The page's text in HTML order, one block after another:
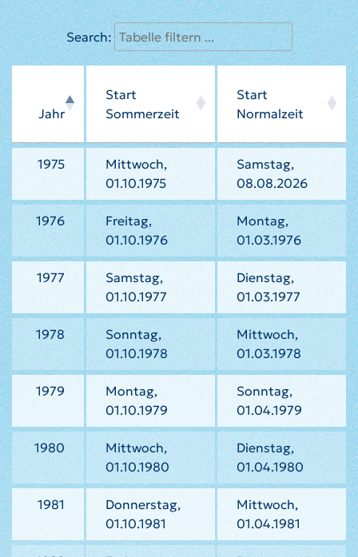
Search:
Jahr
Start
Sommerzeit
Start
Normalzeit
1975
Mittwoch,
01.10.1975
Samstag,
08.08.2026
1976
Freitag,
01.10.1976
Montag,
01.03.1976
1977
Samstag,
01.10.1977
Dienstag,
01.03.1977
1978
Sonntag,
01.10.1978
Mittwoch,
01.03.1978
1979
Montag,
01.10.1979
Sonntag,
01.04.1979
1980
Mittwoch,
01.10.1980
Dienstag,
01.04.1980
1981
Donnerstag,
01.10.1981
Mittwoch,
01.04.1981